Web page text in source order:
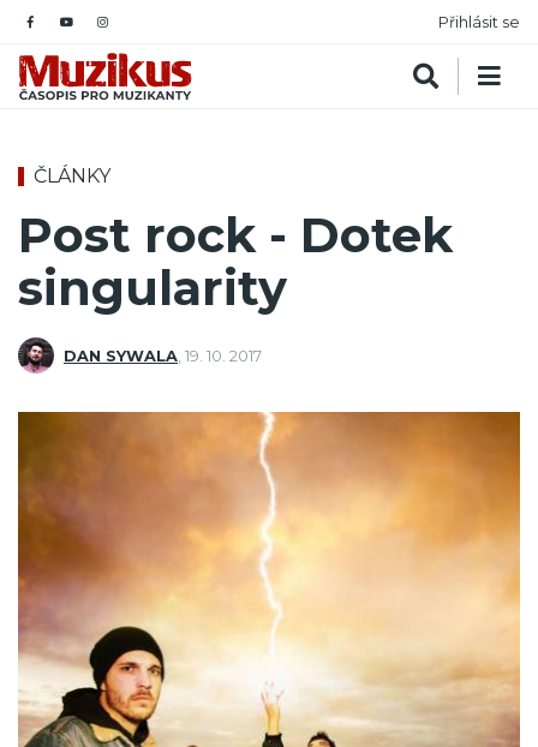
Přihlásit se
ČLÁNKY
Post rock - Dotek
singularity
DAN SYWALA 19. 10. 2017